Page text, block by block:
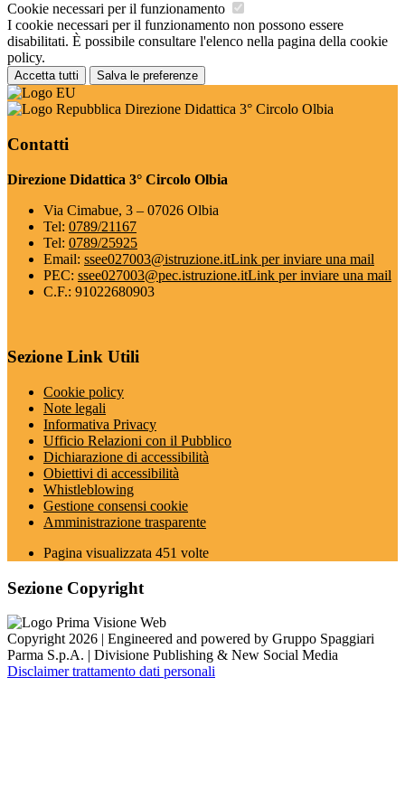
Cookie necessari per il funzionamento
I cookie necessari per il funzionamento non possono essere
disabilitati. È possibile consultare l'elenco nella pagina della cookie
policy.
Accetta tutti Salva le preferenze
Direzione Didattica 3° Circolo Olbia
Contatti
Direzione Didattica 3° Circolo Olbia
Via Cimabue, 3 – 07026 Olbia
Tel: 0789/21167
Tel: 0789/25925
Email: ssee027003@istruzione.itLink per inviare una mail
PEC: ssee027003@pec.istruzione.itLink per inviare una mail
C.F.: 91022680903
Sezione Link Utili
Cookie policy
Note legali
Informativa Privacy
Ufficio Relazioni con il Pubblico
Dichiarazione di accessibilità
Obiettivi di accessibilità
Whistleblowing
Gestione consensi cookie
Amministrazione trasparente
Pagina visualizzata 451 volte
Sezione Copyright
Copyright 2026 | Engineered and powered by Gruppo Spaggiari
Parma S.p.A. | Divisione Publishing & New Social Media
Disclaimer trattamento dati personali